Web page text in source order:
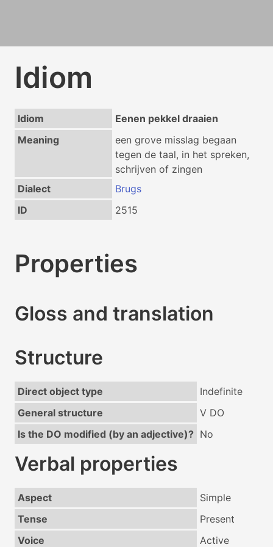
Idiom
Idiom
Eenen pekkel draaien
Meaning
een grove misslag begaan
tegen de taal, in het spreken,
schrijven of zingen
Dialect
Brugs
ID
2515
Properties
Gloss and translation
Structure
Direct object type
Indefinite
General structure
V DO
Is the DO modified (by an adjective)? No
Verbal properties
Aspect
Simple
Tense
Present
Voice
Active